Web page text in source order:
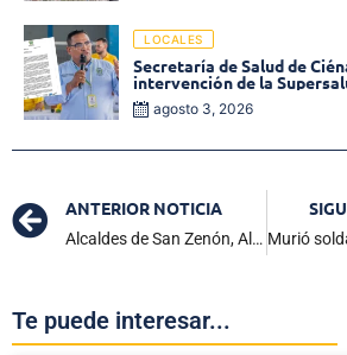
LOCALES
Secretaría de Salud de
intervención de la
de medicamentos en las EPS
agosto 3, 2026
ANTERIOR NOTICIA
Alcaldes de San Zenón, Algarrobo, Tenerife y Concordia, nuevos miembros del Consejo Directivo de CORPAMAG
Te puede interesar...